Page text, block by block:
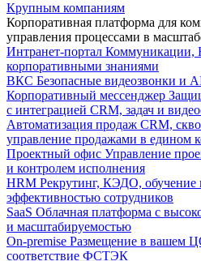
Крупным компаниям
Корпоративная платформа для
управления процессами в
Интранет-портал Коммуникации,
корпоративными знаниями
ВКС Безопасные видеозвонки и
Корпоративный мессенджер
с интеграцией CRM, задач и
Автоматизация продаж CRM,
управление продажами в едином
Проектный офис Управление
и контролем исполнения
HRM Рекрутинг, КЭДО, обучение
эффективностью сотрудников
SaaS Облачная платформа с
и масштабируемостью
On-premise Размещение в вашем
соответствие ФСТЭК